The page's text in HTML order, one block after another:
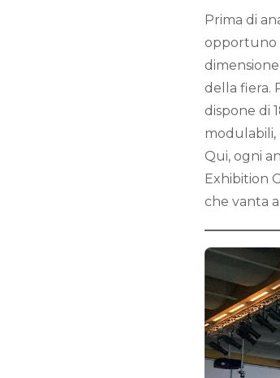
Prima di
opportuno
della fiera.
dispone di
modulabili,
Qui, ogni
Exhibition
che vanta